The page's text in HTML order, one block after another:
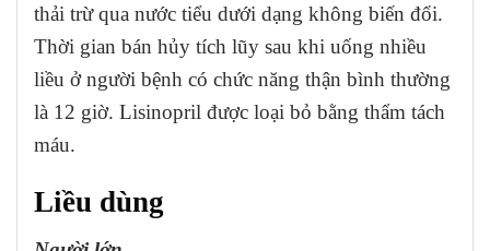
thải trừ qua nước tiểu dưới dạng không biến đổi.
Thời gian bán hủy tích lũy sau khi uống nhiều
liều ở người bệnh có chức năng thận bình thường
là 12 giờ. Lisinopril được loại bỏ bằng thẩm tách
máu.
Liều dùng